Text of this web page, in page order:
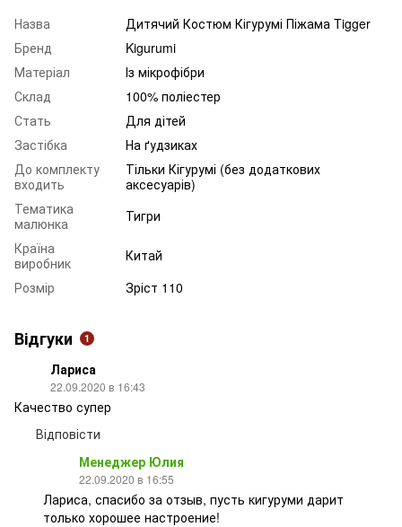
Назва
Дитячий Костюм Кігурумі Піжама Tigger
Бренд
Kigurumi
Матеріал
Із мікрофібри
Склад
100% поліестер
Стать
Для дітей
Застібка
На ґудзиках
До комплекту
входить
Тільки Кігурумі (без додаткових
аксесуарів)
Тематика
малюнка
Тигри
Країна
виробник
Китай
Розмір
Зріст 110
Відгуки 1
Лариса
22.09.2020 в 16:43
Качество супер
Відповісти
Менеджер Юлия
22.09.2020 в 16:55
Лариса, спасибо за отзыв, пусть кигуруми дарит
только хорошее настроение!